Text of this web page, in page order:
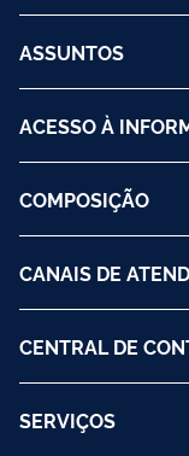
ASSUNTOS
ACESSO À
COMPOSIÇÃO
CANAIS DE
CENTRAL DE
SERVIÇOS